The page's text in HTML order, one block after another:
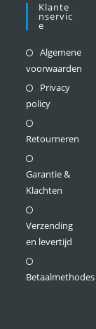
Klante
Nservic
E
Algemene
voorwaarden
Privacy
policy
Retourneren
Garantie &
Klachten
Verzending
en levertijd
Betaalmethodes